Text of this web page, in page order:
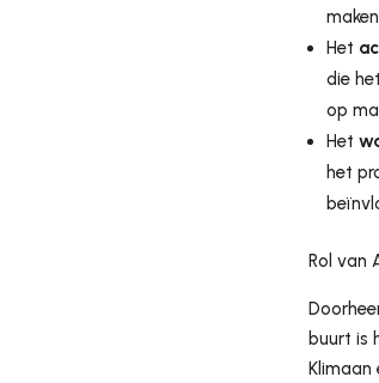
Het
die
op
Het
het
Rol van
buurt is
Klimaan